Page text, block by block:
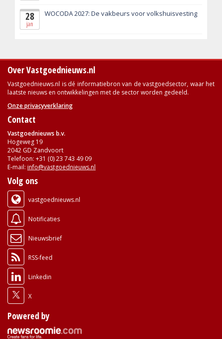
28
jan
WOCODA 2027: De vakbeurs voor volkshuisvesting
Over Vastgoednieuws.nl
Vastgoednieuws.nl is dé informatiebron van de vastgoedsector, waar het
laatste nieuws en ontwikkelingen met de sector worden gedeeld.
Onze privacyverklaring
Contact
Vastgoednieuws b.v.
Hogeweg 19
2042 GD Zandvoort
Telefoon: +31 (0) 23 743 49 09
E-mail: info@vastgoednieuws.nl
Volg ons
vastgoednieuws.nl
Notificaties
Nieuwsbrief
RSS-feed
Linkedin
X
Powered by